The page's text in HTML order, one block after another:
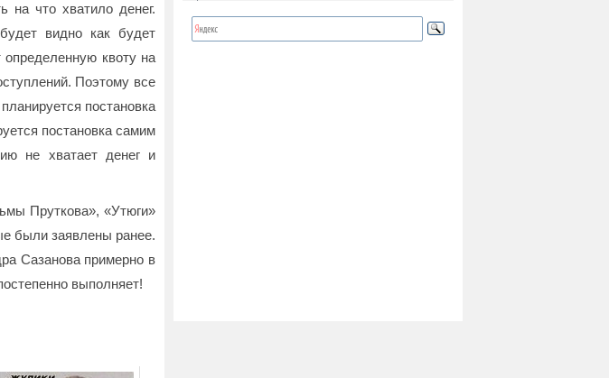
на что хватило денег.
видно как будет
определенную квоту на
Поэтому все
постановка
постановка самим
не хватает денег и
Пруткова», «Утюги»
были заявлены ранее.
Сазанова примерно в
выполняет!